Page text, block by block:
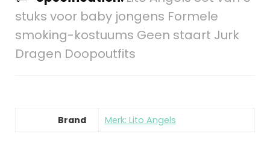
stuks voor baby jongens Formele
smoking-kostuums Geen staart Jurk
Dragen Doopoutfits
Brand Merk: Lito Angels